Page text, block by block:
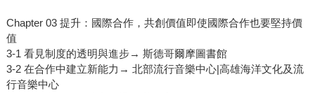
Chapter 03 提升：國際合作，共創價值即使國際合作也要堅持價
值
3-1 看見制度的透明與進步→ 斯德哥爾摩圖書館
3-2 在合作中建立新能力→ 北部流行音樂中心|高雄海洋文化及流
行音樂中心